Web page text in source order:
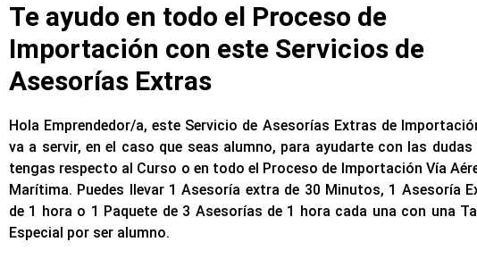
Te ayudo en todo el Proceso de
Importación con este Servicios de
Asesorías Extras
Hola Emprendedor/a, este Servicio de Asesorías Extras de
va a servir, en el caso que seas alumno, para ayudarte con las dudas
tengas respecto al Curso o en todo el Proceso de Importación Vía
Marítima. Puedes llevar 1 Asesoría extra de 30 Minutos, 1 Asesoría
de 1 hora o 1 Paquete de 3 Asesorías de 1 hora cada una con una
Especial por ser alumno.